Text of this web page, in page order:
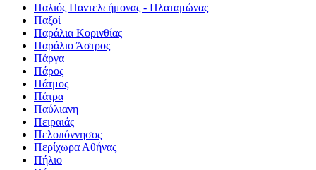
Παλιός Παντελεήμονας - Πλαταμώνας
Παξοί
Παράλια Κορινθίας
Παράλιο Άστρος
Πάργα
Πάρος
Πάτμος
Πάτρα
Παύλιανη
Πειραιάς
Πελοπόννησος
Περίχωρα Αθήνας
Πήλιο